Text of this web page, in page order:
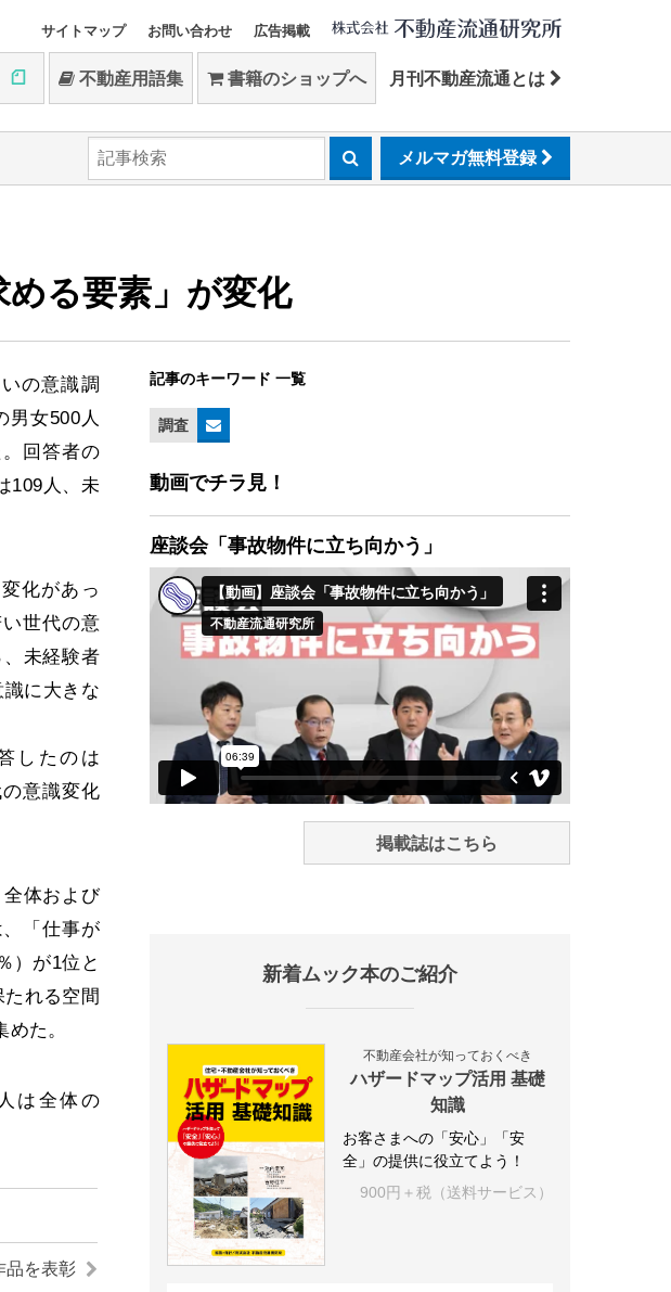
サイトマップ お問い合わせ 広告掲載
不動産用語集 書籍のショップへ 月刊不動産流通とは
メルマガ無料登録
る要素」が変化
の意識調
男女500人
回答者の
109人、未
化があっ
世代の意
未経験者
に大きな
したのは
意識変化
体および
「仕事が
）が1位と
れる空間
た。
は全体の
品を表彰
記事のキーワード 一覧
調査
動画でチラ見！
座談会「事故物件に立ち向かう」
掲載誌はこちら
新着ムック本のご紹介
不動産会社が知っておくべき
ハザードマップ活用 基礎
知識
お客さまへの「安心」「安
全」の提供に役立てよう！
900円＋税（送料サービス）